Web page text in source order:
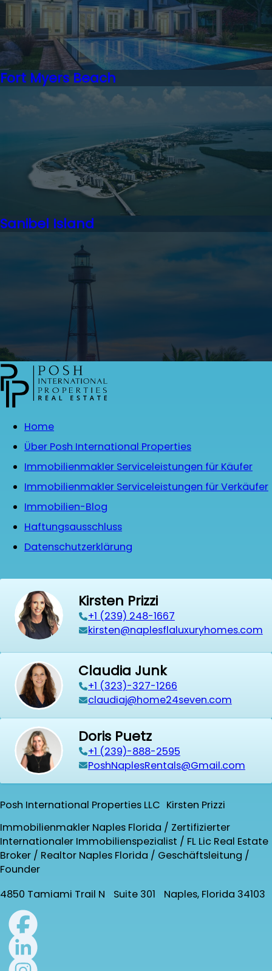
Fort Myers Beach
Sanibel Island
Home
Über Posh International Properties
Immobilienmakler Serviceleistungen für Käufer
Immobilienmakler Serviceleistungen für Verkäufer
Immobilien-Blog
Haftungsausschluss
Datenschutzerklärung
Kirsten Prizzi
‭+1 (239) 248-1667‬
kirsten@naplesflaluxuryhomes.com
Claudia Junk
+1 (323)-327-1266
claudiaj@home24seven.com
Doris Puetz
+1 (239)-888-2595
PoshNaplesRentals@Gmail.com
Posh International Properties LLC Kirsten Prizzi
Immobilienmakler Naples Florida / Zertifizierter
Internationaler Immobilienspezialist / FL Lic Real Estate
Broker / Realtor Naples Florida / Geschäftsleitung /
Founder
4850 Tamiami Trail N Suite 301 Naples, Florida 34103